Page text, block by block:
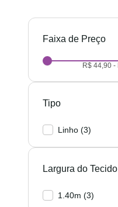
Preço
R$ 44,90 -
Tipo
Linho (3)
Largura do Tecido
1.40m (3)